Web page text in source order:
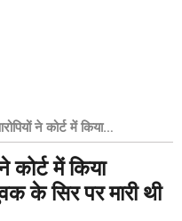
ने कोर्ट में किया
थी गोली, एक आरोपी फरार
कोर्ट में किया
के सिर पर मारी थी